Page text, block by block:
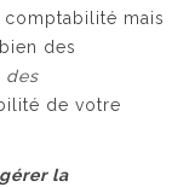
comptabilité mais
des
des
de votre
la